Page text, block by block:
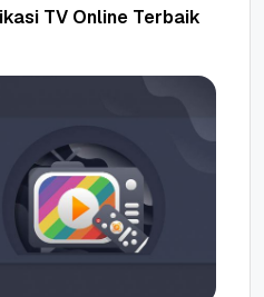
TV Online Terbaik